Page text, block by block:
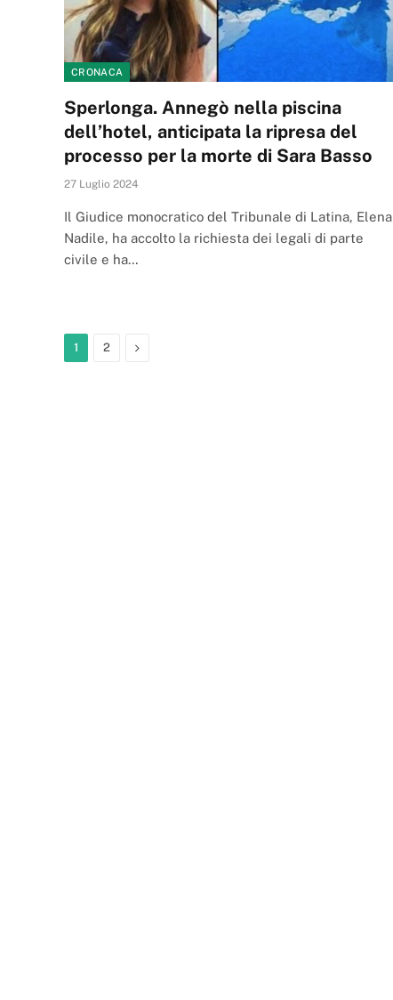
CRONACA
Sperlonga. Annegò nella piscina
dell’hotel, anticipata la ripresa del
processo per la morte di Sara Basso
27 Luglio 2024
Il Giudice monocratico del Tribunale di Latina, Elena
Nadile, ha accolto la richiesta dei legali di parte
civile e ha…
1 2 Next